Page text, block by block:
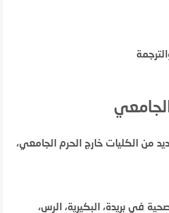
من الكليات خارج الحرم الجامعي،
في بريدة، البكيرية، الرس،